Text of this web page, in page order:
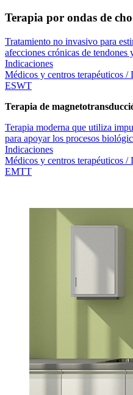
Terapia por ondas de
Tratamiento no invasivo para
afecciones crónicas de tendones
Indicaciones
Médicos y centros terapéuticos /
ESWT
Terapia de
Terapia moderna que utiliza
para apoyar los procesos
Indicaciones
Médicos y centros terapéuticos /
EMTT